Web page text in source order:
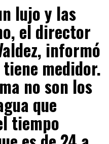
lujo y las
el director
informó
medidor.
no son los
que
tiempo